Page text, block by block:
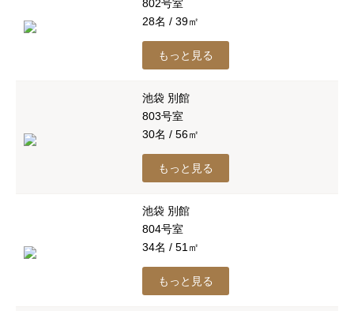
802号室
28名 / 39㎡
もっと見る
池袋 別館
803号室
30名 / 56㎡
もっと見る
池袋 別館
804号室
34名 / 51㎡
もっと見る